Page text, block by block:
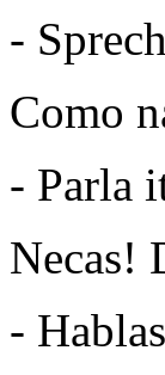
-
Como
- Parla
Necas!
-